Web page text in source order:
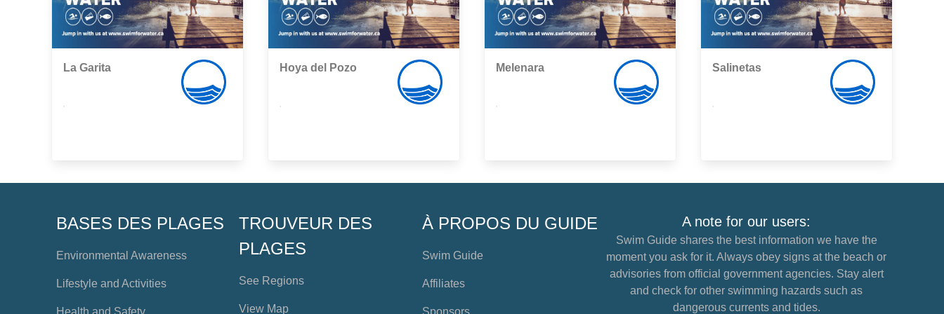
La Garita Hoya del Pozo Melenara Salinetas
BASES DES PLAGES
Environmental Awareness
Lifestyle and Activities
Health and Safety
TROUVEUR DES
PLAGES
See Regions
View Map
À PROPOS DU GUIDE
Swim Guide
Affiliates
Sponsors
A note for our users:
Swim Guide shares the best information we have the
moment you ask for it. Always obey signs at the beach or
advisories from official government agencies. Stay alert
and check for other swimming hazards such as
dangerous currents and tides.